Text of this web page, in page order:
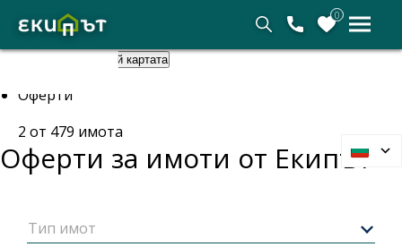
0
Скрий картата
Оферти
2 от 479 имота
Оферти за имоти от Екипът
Тип имот